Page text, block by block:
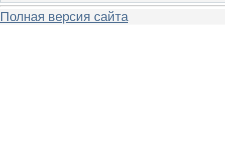
Полная версия сайта